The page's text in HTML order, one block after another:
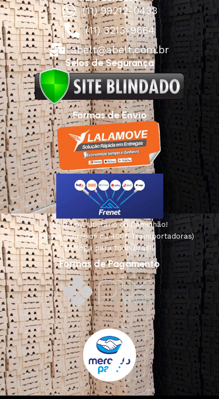
(11) 99212-0433
(11) 3213-9664
abelt@abelt.com.br
Selos de Segurança
Formas de Envio
Motoboy, Utilitário ou Caminhão!
(Lalamove, Correios ou 400+ Transportadoras)
Entrega para todo Brasil!
Formas de Pagamento